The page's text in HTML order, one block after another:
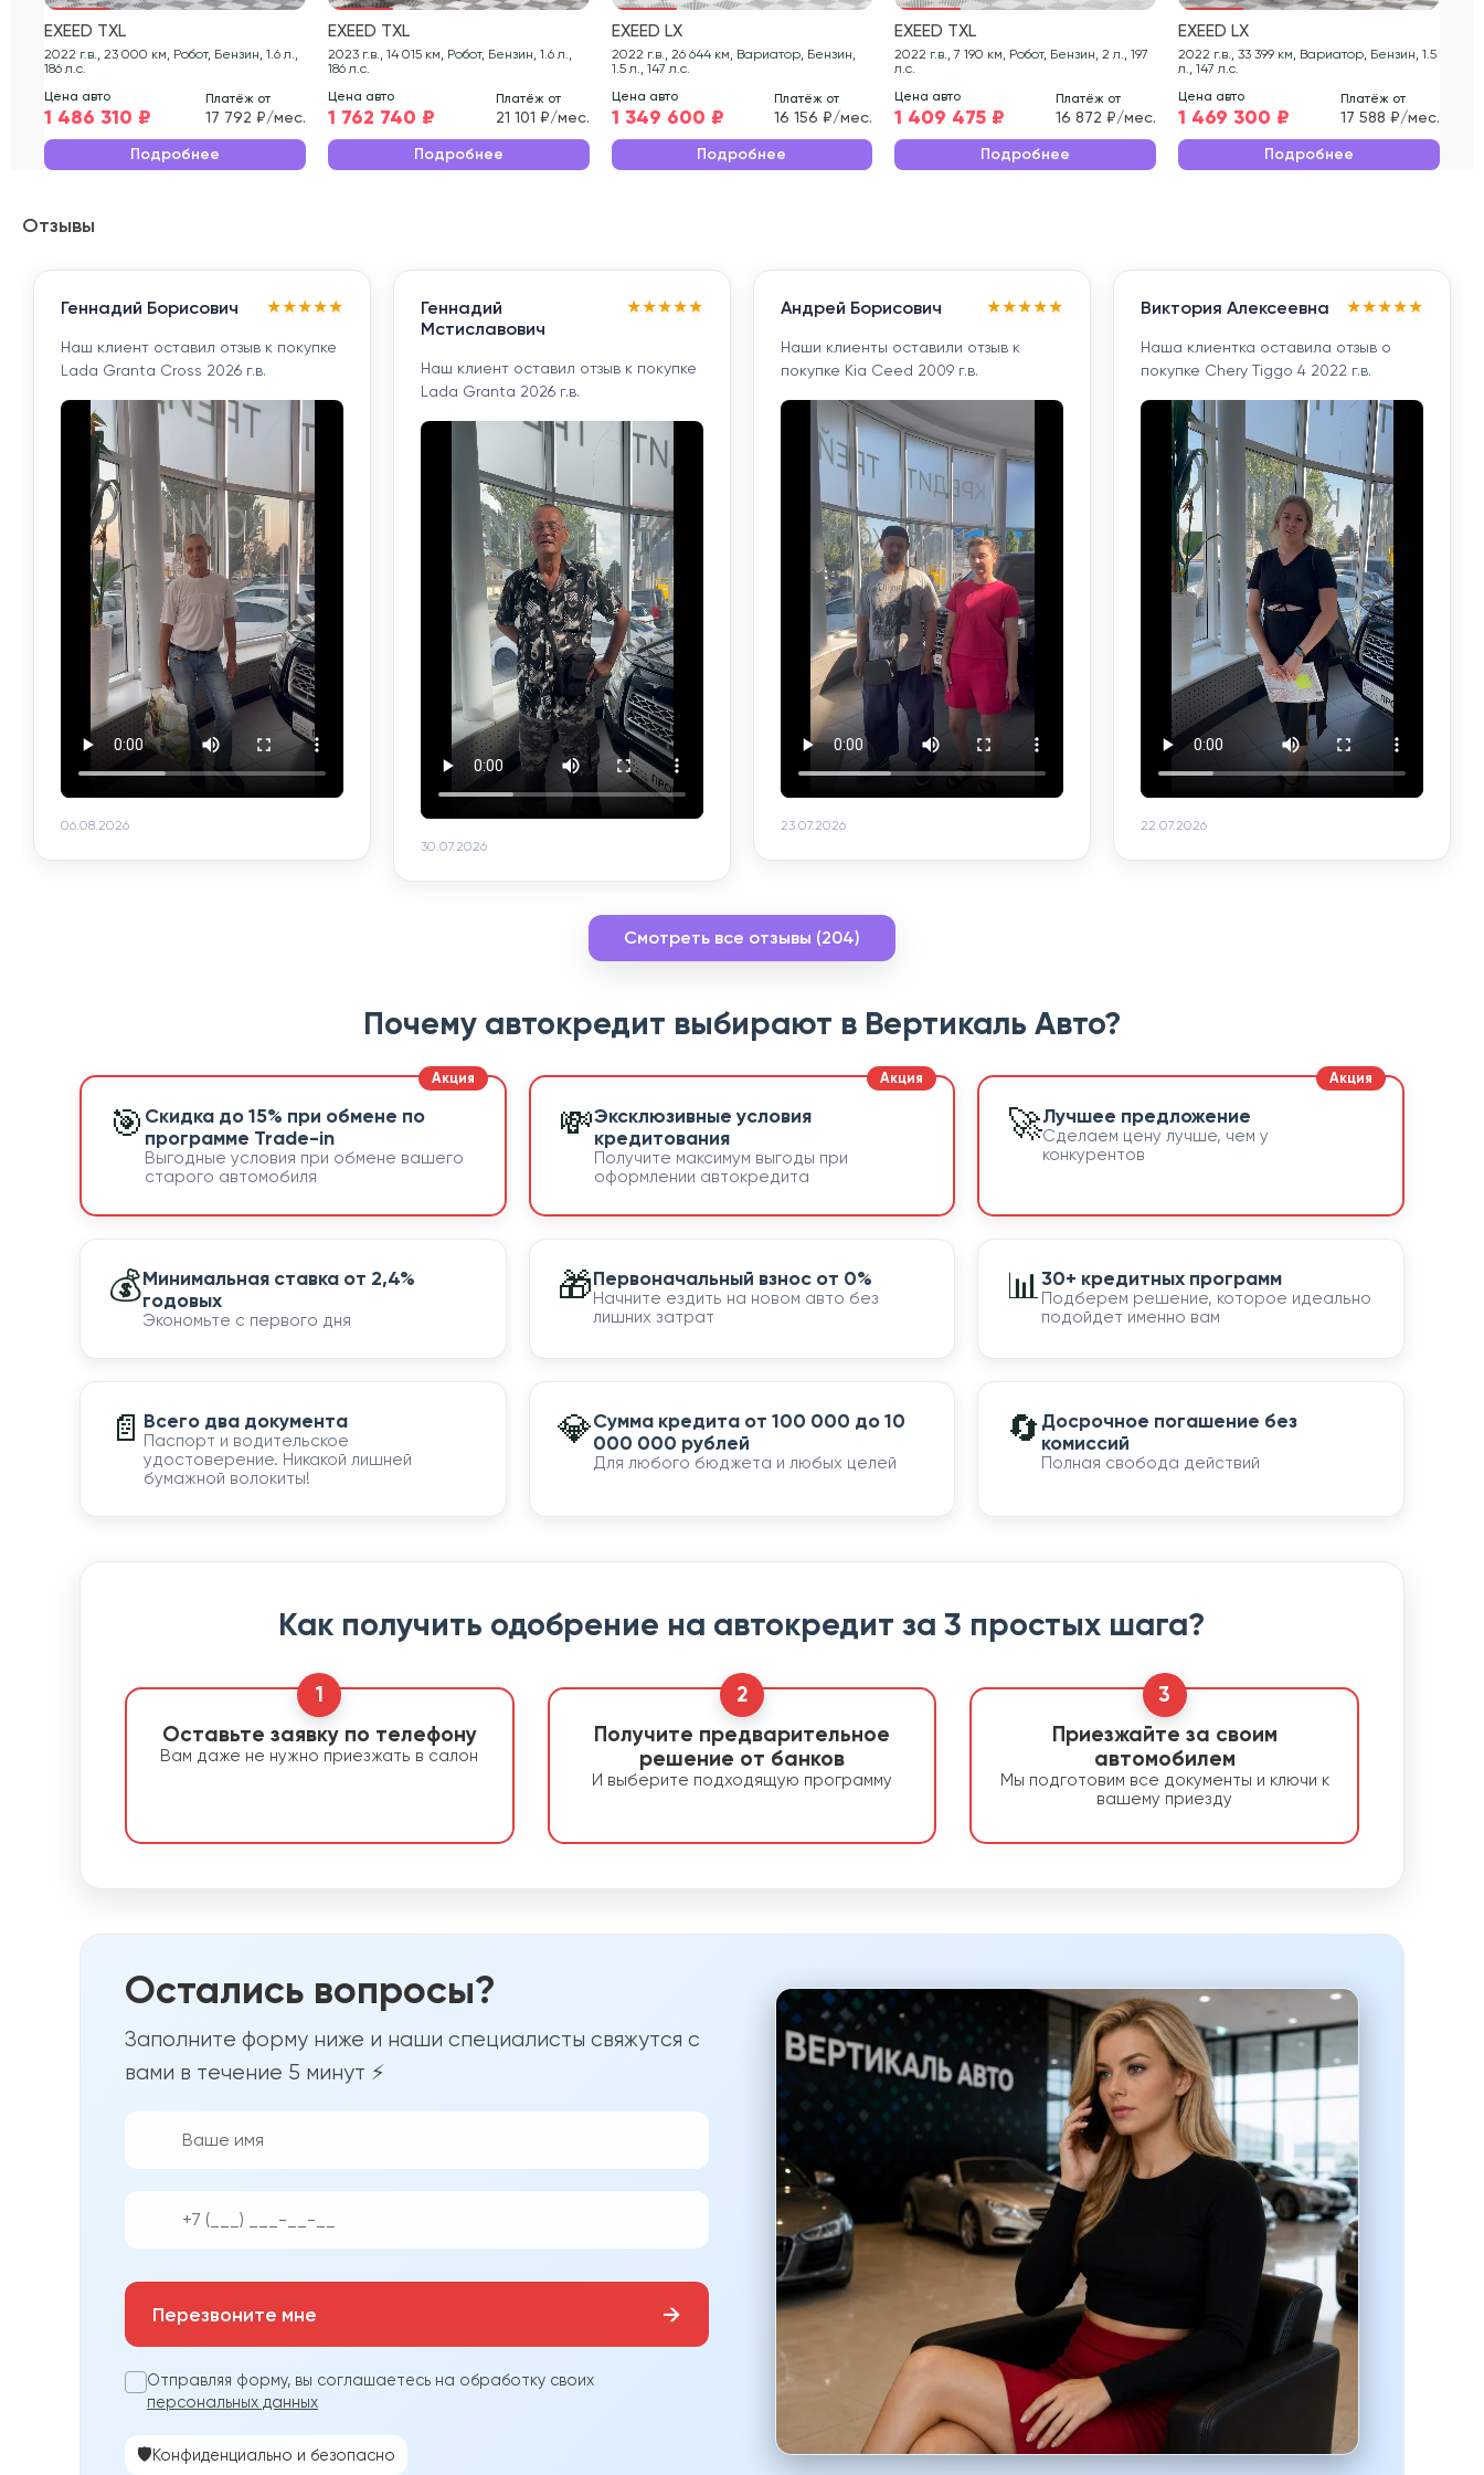
EXEED TXL
2022 г.в., 23 000 км, Робот, Бензин, 1.6 л.,
186 л.с.
Цена авто
1 486 310 ₽
Платёж от
17 792 ₽/мес.
Подробнее
EXEED TXL
2023 г.в., 14 015 км, Робот, Бензин, 1.6 л.,
186 л.с.
Цена авто
1 762 740 ₽
Платёж от
21 101 ₽/мес.
Подробнее
EXEED LX
2022 г.в., 26 644 км, Вариатор, Бензин,
1.5 л., 147 л.с.
Цена авто
1 349 600 ₽
Платёж от
16 156 ₽/мес.
Подробнее
EXEED TXL
2022 г.в., 7 190 км, Робот, Бензин, 2 л., 197
л.с.
Цена авто
1 409 475 ₽
Платёж от
16 872 ₽/мес.
Подробнее
EXEED LX
2022 г.в., 33 399 км, Вариатор, Бензин, 1.5
л., 147 л.с.
Цена авто
1 469 300 ₽
Платёж от
17 588 ₽/мес.
Подробнее
Отзывы
Геннадий Борисович ★★★★★
Наш клиент оставил отзыв к покупке
Lada Granta Cross 2026 г.в.
06.08.2026
Геннадий
Мстиславович
★★★★★
Наш клиент оставил отзыв к покупке
Lada Granta 2026 г.в.
30.07.2026
Андрей Борисович ★★★★★
Наши клиенты оставили отзыв к
покупке Kia Ceed 2009 г.в.
23.07.2026
Виктория Алексеевна ★★★★★
Наша клиентка оставила отзыв о
покупке Chery Tiggo 4 2022 г.в.
22.07.2026
Смотреть все отзывы (204)
Почему автокредит выбирают в Вертикаль Авто?
🎯 Скидка до 15% при обмене по
программе Trade-in
Выгодные условия при обмене вашего
старого автомобиля
💸Эксклюзивные условия
кредитования
Получите максимум выгоды при
оформлении автокредита
🚀Лучшее предложение
Сделаем цену лучше, чем у
конкурентов
💰Минимальная ставка от 2,4%
годовых
Экономьте с первого дня
🎁Первоначальный взнос от 0%
Начните ездить на новом авто без
лишних затрат
📊30+ кредитных программ
Подберем решение, которое идеально
подойдет именно вам
📄 Всего два документа
Паспорт и водительское
удостоверение. Никакой лишней
бумажной волокиты!
💎Сумма кредита от 100 000 до 10
000 000 рублей
Для любого бюджета и любых целей
🔄 Досрочное погашение без
комиссий
Полная свобода действий
Как получить одобрение на автокредит за 3 простых шага?
1
Оставьте заявку по телефону
Вам даже не нужно приезжать в салон
2
Получите предварительное
решение от банков
И выберите подходящую программу
3
Приезжайте за своим
автомобилем
Мы подготовим все документы и ключи к
вашему приезду
Остались вопросы?
Заполните форму ниже и наши специалисты свяжутся с
вами в течение 5 минут ⚡
Перезвоните мне →
Отправляя форму, вы соглашаетесь на обработку своих
персональных данных
🛡️Конфиденциально и безопасно